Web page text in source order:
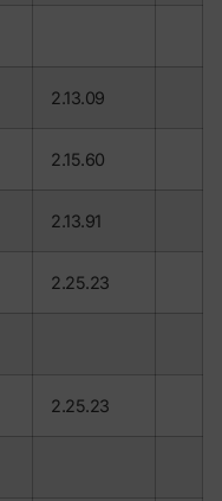
2.13.09
2.15.60
2.13.91
2.25.23
2.25.23